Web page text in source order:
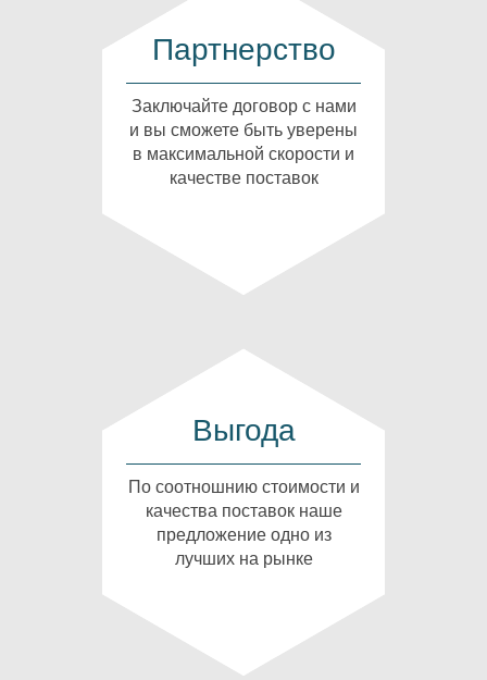
Партнерство
Заключайте договор с нами
и вы сможете быть уверены
в максимальной скорости и
качестве поставок
Выгода
По соотношнию стоимости и
качества поставок наше
предложение одно из
лучших на рынке